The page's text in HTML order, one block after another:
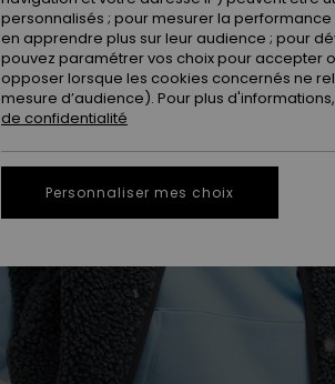
personnalisés ; pour mesurer la
en apprendre plus sur leur audience ; pour
pouvez paramétrer vos choix pour accepter
opposer lorsque les cookies concernés ne
mesure d’audience). Pour plus
de confidentialité
Personnaliser mes choix